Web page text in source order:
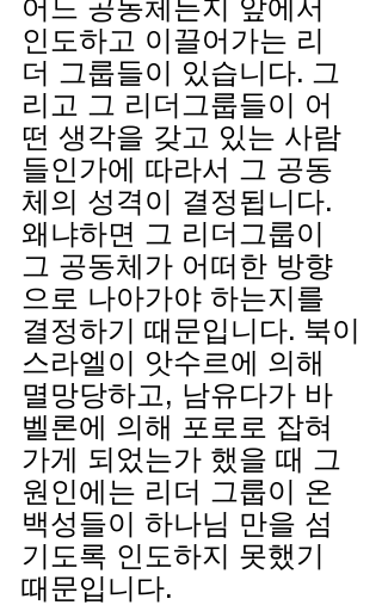
어느 공동체든지 앞에서
인도하고 이끌어가는 리
더 그룹들이 있습니다. 그
리고 그 리더그룹들이 어
떤 생각을 갖고 있는 사람
들인가에 따라서 그 공동
체의 성격이 결정됩니다.
왜냐하면 그 리더그룹이
그 공동체가 어떠한 방향
으로 나아가야 하는지를
결정하기 때문입니다. 북이
스라엘이 앗수르에 의해
멸망당하고, 남유다가 바
벨론에 의해 포로로 잡혀
가게 되었는가 했을 때 그
원인에는 리더 그룹이 온
백성들이 하나님 만을 섬
기도록 인도하지 못했기
때문입니다.